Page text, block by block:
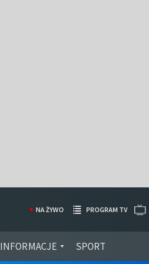
INFORMACJE SPORT
NA ŻYWO PROGRAM TV